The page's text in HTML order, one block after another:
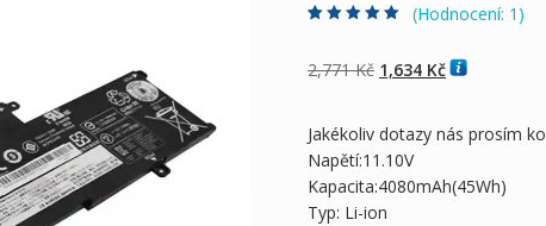
hodnocení
zákazníka
(Hodnocení: 1 )
2,771Kč Původní
2,771 Kč
1,634 KčAktuální
1,634 Kč
Jakékoliv dotazy nás prosím
Napětí:11.10V
Kapacita:4080mAh(45Wh)
Typ: Li-ion